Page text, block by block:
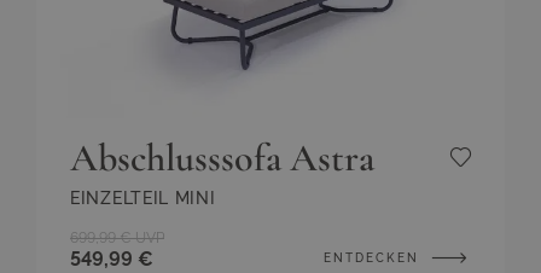
Abschlusssofa Astra
EINZELTEIL MINI
549,99 €
699,99 € UVP
ENTDECKEN